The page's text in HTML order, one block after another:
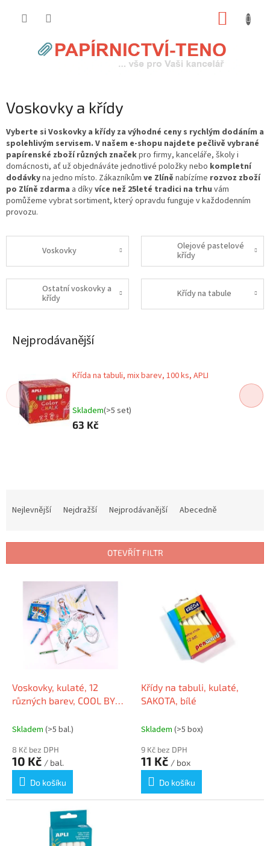
Voskovky a křídy
Vyberte si Voskovky a křídy za výhodné ceny s rychlým dodáním a
spolehlivým servisem. V našem e-shopu najdete pečlivě vybrané
papírenské zboží různých značekpro firmy, kanceláře, školy i
domácnosti, ať už objednáváte jednotlivé položky nebo kompletní
dodávkyna jedno místo. Zákazníkům ve Zlíně nabízíme rozvoz zboží
po Zlíně zdarma a díkyvíce než 25leté tradici na trhu vám
pomůžeme vybrat sortiment, který opravdu funguje v každodenním
provozu.
Voskovky
Olejové pastelové
křídy
Ostatní voskovky a
křídy
Křídy na tabule
Nejprodávanější
Křída na tabuli, mix barev, 100 ks, APLI
Skladem(>5 set)
63 Kč
í
Nejlevnější Nejdražší Nejprodávanější Abecedně
OTEVŘÍT FILTR
Voskovky, kulaté, 12
různých barev, COOL BY
Skladem (>5 bal.)
8 Kč bez DPH
10 Kč / bal.
Do košíku
Křídy na tabuli, kulaté,
SAKOTA, bílé
Skladem (>5 box)
9 Kč bez DPH
11 Kč / box
Do košíku